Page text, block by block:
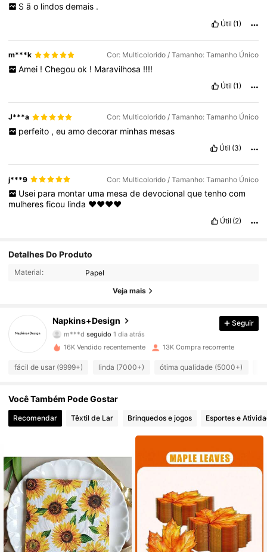
S ã o lindos demais .
Útil (1)
m***k Cor: Multicolorido / Tamanho: Tamanho Único
Amei ! Chegou ok ! Maravilhosa !!!!
Útil (1)
J***a Cor: Multicolorido / Tamanho: Tamanho Único
perfeito , eu amo decorar minhas mesas
Útil (3)
j***9 Cor: Multicolorido / Tamanho: Tamanho Único
Usei para montar uma mesa de devocional que tenho com
mulheresficou linda ♥️♥️♥️♥️
Útil (2)
Detalhes Do Produto
Material: Papel
Veja mais
Napkins+Design
4,97 3.2K Seguidores
m***d seguido 1 dia atrás
3.2K Seguidores
4,97 3.2K Seguidores
4,97 3.2K Seguidores
4,97 3.2K Seguidores
4,97 3.2K Seguidores
4,97 3.2K Seguidores
4,97 3.2K Seguidores
Seguir
16K Vendido recentemente 13K Compra recorrente
fácil de usar (9999+) linda (7000+) ótima qualidade (5000+)
Você Também Pode Gostar
Recomendar Têxtil de Lar Brinquedos e jogos Esportes e